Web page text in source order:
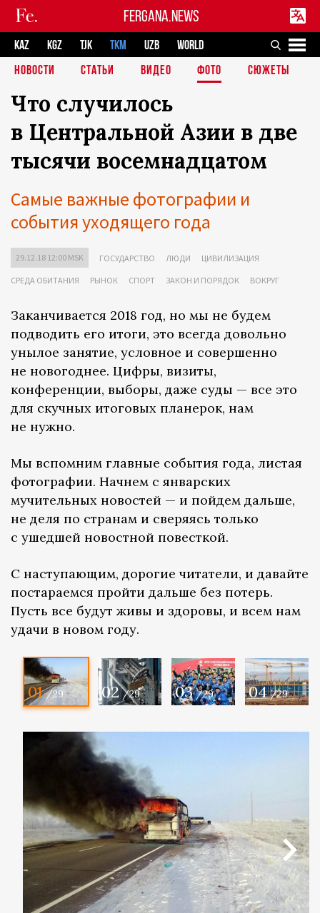
FERGANA.NEWS
KAZ KGZ TJK TKM UZB
WORLD
НОВОСТИ
СТАТЬИ ВИДЕО ФОТО СЮЖЕТЫ
Что случилось
в Центральной Азии в две
тысячи восемнадцатом
Самые важные фотографии и
события уходящего года
29.12.18 12:00 MSK ГОСУДАРСТВО ЛЮДИ ЦИВИЛИЗАЦИЯ
СРЕДА ОБИТАНИЯ РЫНОК СПОРТ ЗАКОН И ПОРЯДОК ВОКРУГ
Заканчивается 2018 год, но мы не будем
подводить его итоги, это всегда довольно
унылое занятие, условное и совершенно
не новогоднее. Цифры, визиты,
конференции, выборы, даже суды — все это
для скучных итоговых планерок, нам
не нужно.
Мы вспомним главные события года, листая
фотографии. Начнем с январских
мучительных новостей — и пойдем дальше,
не деля по странам и сверяясь только
с ушедшей новостной повесткой.
С наступающим, дорогие читатели, и давайте
постараемся пройти дальше без потерь.
Пусть все будут живы и здоровы, и всем нам
удачи в новом году.
01 /29 02 /29 03 /29 04 /29